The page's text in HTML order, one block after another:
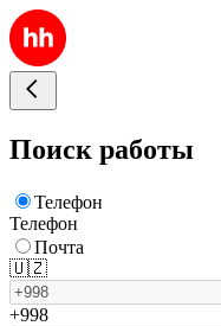
Поиск работы
Телефон
Телефон
Почта
🇺🇿
+998